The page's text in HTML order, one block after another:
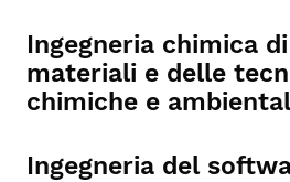
Ingegneria chimica
materiali e delle
chimiche e
Ingegneria del